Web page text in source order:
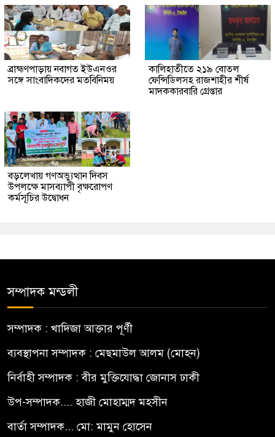
ব্রাহ্মণপাড়ায় নবাগত ইউএনওর
সঙ্গে সাংবাদিকদের মতবিনিময়
কালিহাতীতে ২১৯ বোতল
ফেন্সিডিলসহ রাজশাহীর শীর্ষ
মাদককারবারি গ্রেপ্তার
বড়লেখায় গণঅভ্যুত্থান দিবস
উপলক্ষে মাসব্যাপী বৃক্ষরোপণ
কর্মসূচির উদ্বোধন
সম্পাদক মন্ডলী
সম্পাদক : খাদিজা আক্তার পূর্ণী
ব্যবস্থাপনা সম্পাদক : মেছমাউল আলম (মোহন)
নির্বাহী সম্পাদক : বীর মুক্তিযোদ্ধা জোনাস ঢাকী
উপ-সম্পাদক.... হাজী মোহাম্মদ মহসীন
বার্তা সম্পাদক... মো: মামুন হোসেন